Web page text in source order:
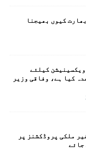
کیوں بھیجنا
کیلئے
وعدہ کیا ہے، وفاقی وزیر
ملکی پروڈکشنز پر
جائے